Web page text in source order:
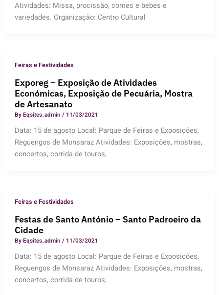
Atividades: Missa, procissão, comes e bebes e
variedades. Organização: Centro Cultural
Feiras e Festividades
Exporeg – Exposição de Atividades
Económicas, Exposição de Pecuária, Mostra
de Artesanato
ByEqsites_admin / 11/03/2021
Data: 15 de agosto Local: Parque de Feiras e Exposições,
Reguengos de Monsaraz Atividades: Exposições, mostras,
concertos, corrida de touros,
Feiras e Festividades
Festas de Santo António – Santo Padroeiro da
Cidade
ByEqsites_admin / 11/03/2021
Data: 15 de agosto Local: Parque de Feiras e Exposições,
Reguengos de Monsaraz Atividades: Exposições, mostras,
concertos, corrida de touros,